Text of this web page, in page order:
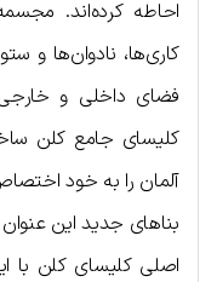
احاطه کرده‌اند.
کاری‌ها، نادوان‌ها و
فضای داخلی و
کلیسای جامع کلن
آلمان را به خود
بناهای جدید این
اصلی کلیسای کلن با